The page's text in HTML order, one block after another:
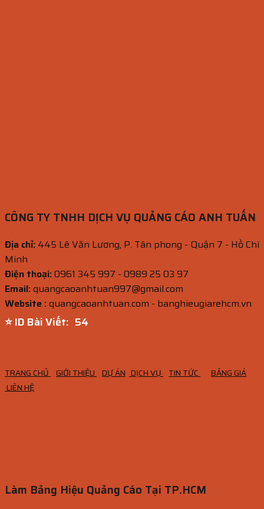
CÔNG TY TNHH DỊCH VỤ QUẢNG CÁO ANH TUẤN
Địa chỉ: 445 Lê Văn Lương, P. Tân phong - Quận 7 - Hồ Chí
Minh
Điện thoại:0961 345 997 - 0989 25 03 97
Email:quangcaoanhtuan997@gmail.com
Website :quangcaoanhtuan.com - banghieugiarehcm.vn
⭐ ID Bài Viết: 53
TRANG CHỦ GIỚI THIỆU DỰ ÁN DỊCH VỤ TIN TỨC
BẢNG GIÁ
LIÊN HỆ
Làm Bảng Hiệu Quảng Cáo Tại TP.HCM